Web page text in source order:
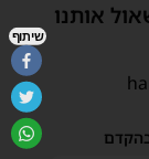
אותנו
בהקדם
שיתוף